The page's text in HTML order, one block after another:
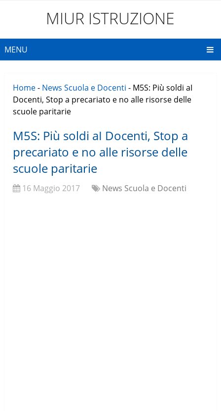
MIUR ISTRUZIONE
MENU
Home- News Scuola e Docenti - M5S: Più soldi aI
Docenti, Stop a precariato e no alle risorse delle
scuole paritarie
M5S: Più soldi aI Docenti, Stop a
precariato e no alle risorse delle
scuole paritarie
16 Maggio 2017 News Scuola e Docenti